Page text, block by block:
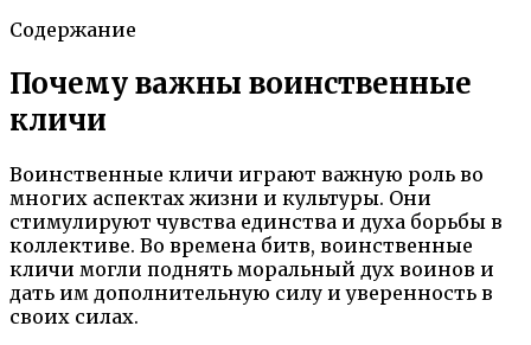
Содержание
Почему важны воинственные
кличи
Воинственные кличи играют важную роль во
многих аспектах жизни и культуры. Они
стимулируют чувства единства и духа борьбы в
коллективе. Во времена битв, воинственные
кличи могли поднять моральный дух воинов и
дать им дополнительную силу и уверенность в
своих силах.